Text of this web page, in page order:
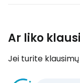
Ar liko
Jei turite